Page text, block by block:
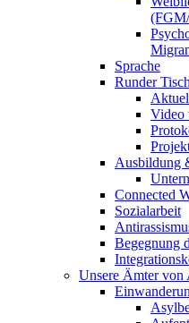
Sprache
Runder
Video
Ausbildung
Connected
Sozialarbeit
Begegnung
Unsere Ämter von